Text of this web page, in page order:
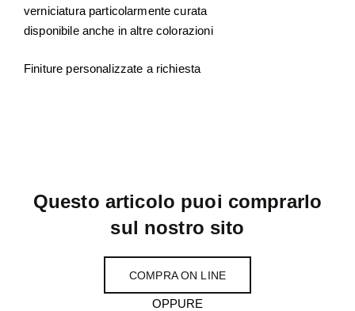
verniciatura particolarmente curata
disponibile anche in altre colorazioni
Finiture personalizzate a richiesta
Questo articolo puoi comprarlo
sul nostro sito
COMPRA ON LINE
OPPURE